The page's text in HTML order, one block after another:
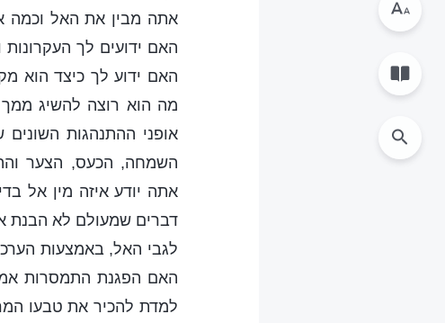
אתה מבין את האל וכמה
האם ידועים לך
האם ידוע לך כיצד הוא
מה הוא רוצה להשיג
אופני ההתנהגות
השמחה, הכעס, הצער
אתה יודע איזה מין אל
דברים שמעולם לא הבנת
לגבי האל, באמצעות
האם הפגנת התמסרות
למדת להכיר את טבעו